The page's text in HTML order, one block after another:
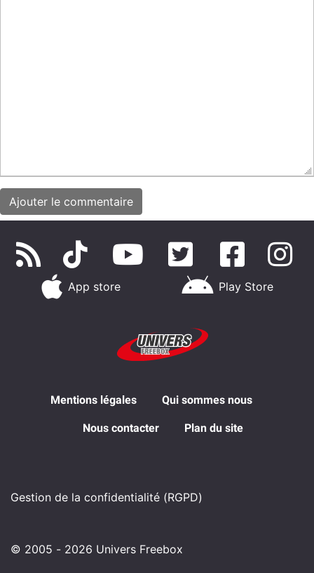
App store Play Store
Mentions légales Qui sommes nous
Nous contacter Plan du site
Gestion de la confidentialité (RGPD)
© 2005 - 2026 Univers Freebox